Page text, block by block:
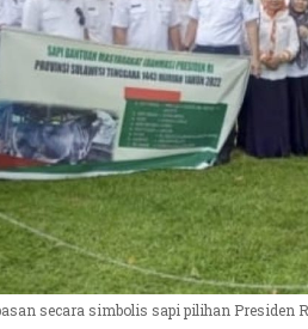
i
d
e
R
I
secara simbolis sapi pilihan Presiden